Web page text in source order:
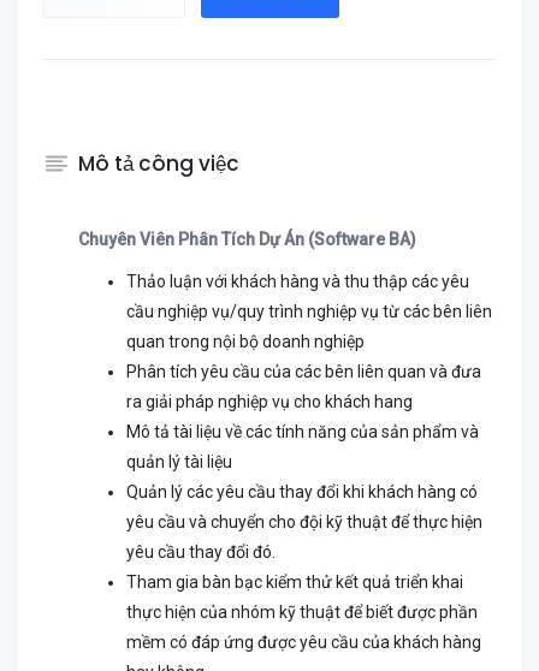
Mô tả công việc
Chuyên Viên Phân Tích Dự Án (Software BA)
Thảo luận với khách hàng và thu thập các yêu
cầu nghiệp vụ/quy trình nghiệp vụ từ các bên liên
quan trong nội bộ doanh nghiệp
Phân tích yêu cầu của các bên liên quan và đưa
ra giải pháp nghiệp vụ cho khách hang
Mô tả tài liệu về các tính năng của sản phẩm và
quản lý tài liệu
Quản lý các yêu cầu thay đổi khi khách hàng có
yêu cầu và chuyển cho đội kỹ thuật để thực hiện
yêu cầu thay đổi đó.
Tham gia bàn bạc kiểm thử kết quả triển khai
thực hiện của nhóm kỹ thuật để biết được phần
mềm có đáp ứng được yêu cầu của khách hàng